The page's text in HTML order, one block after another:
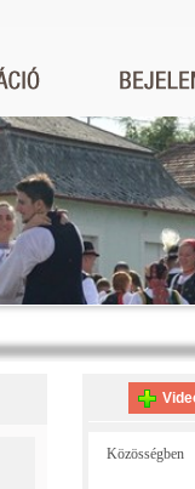
Közösségben